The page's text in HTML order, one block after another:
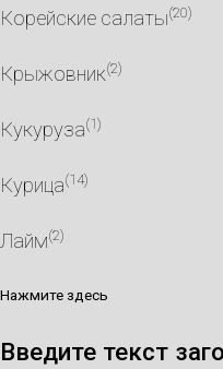
Корейские салаты(20)
Крыжовник(2)
Кукуруза(1)
Курица(14)
Лайм(2)
Нажмите здесь
Введите текст